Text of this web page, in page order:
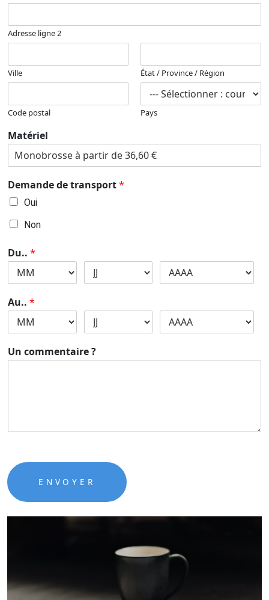
Adresse ligne 2
Ville État / Province / Région
Code postal Pays
Matériel
Demande de transport*
Oui
Non
Du.. *
Au.. *
Un commentaire ?
ENVOYER